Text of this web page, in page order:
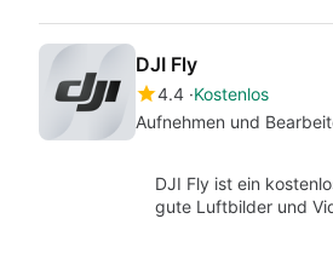
DJI Fly
4.4 Kostenlos
Aufnehmen und
DJI Fly ist ein
gute Luftbilder und